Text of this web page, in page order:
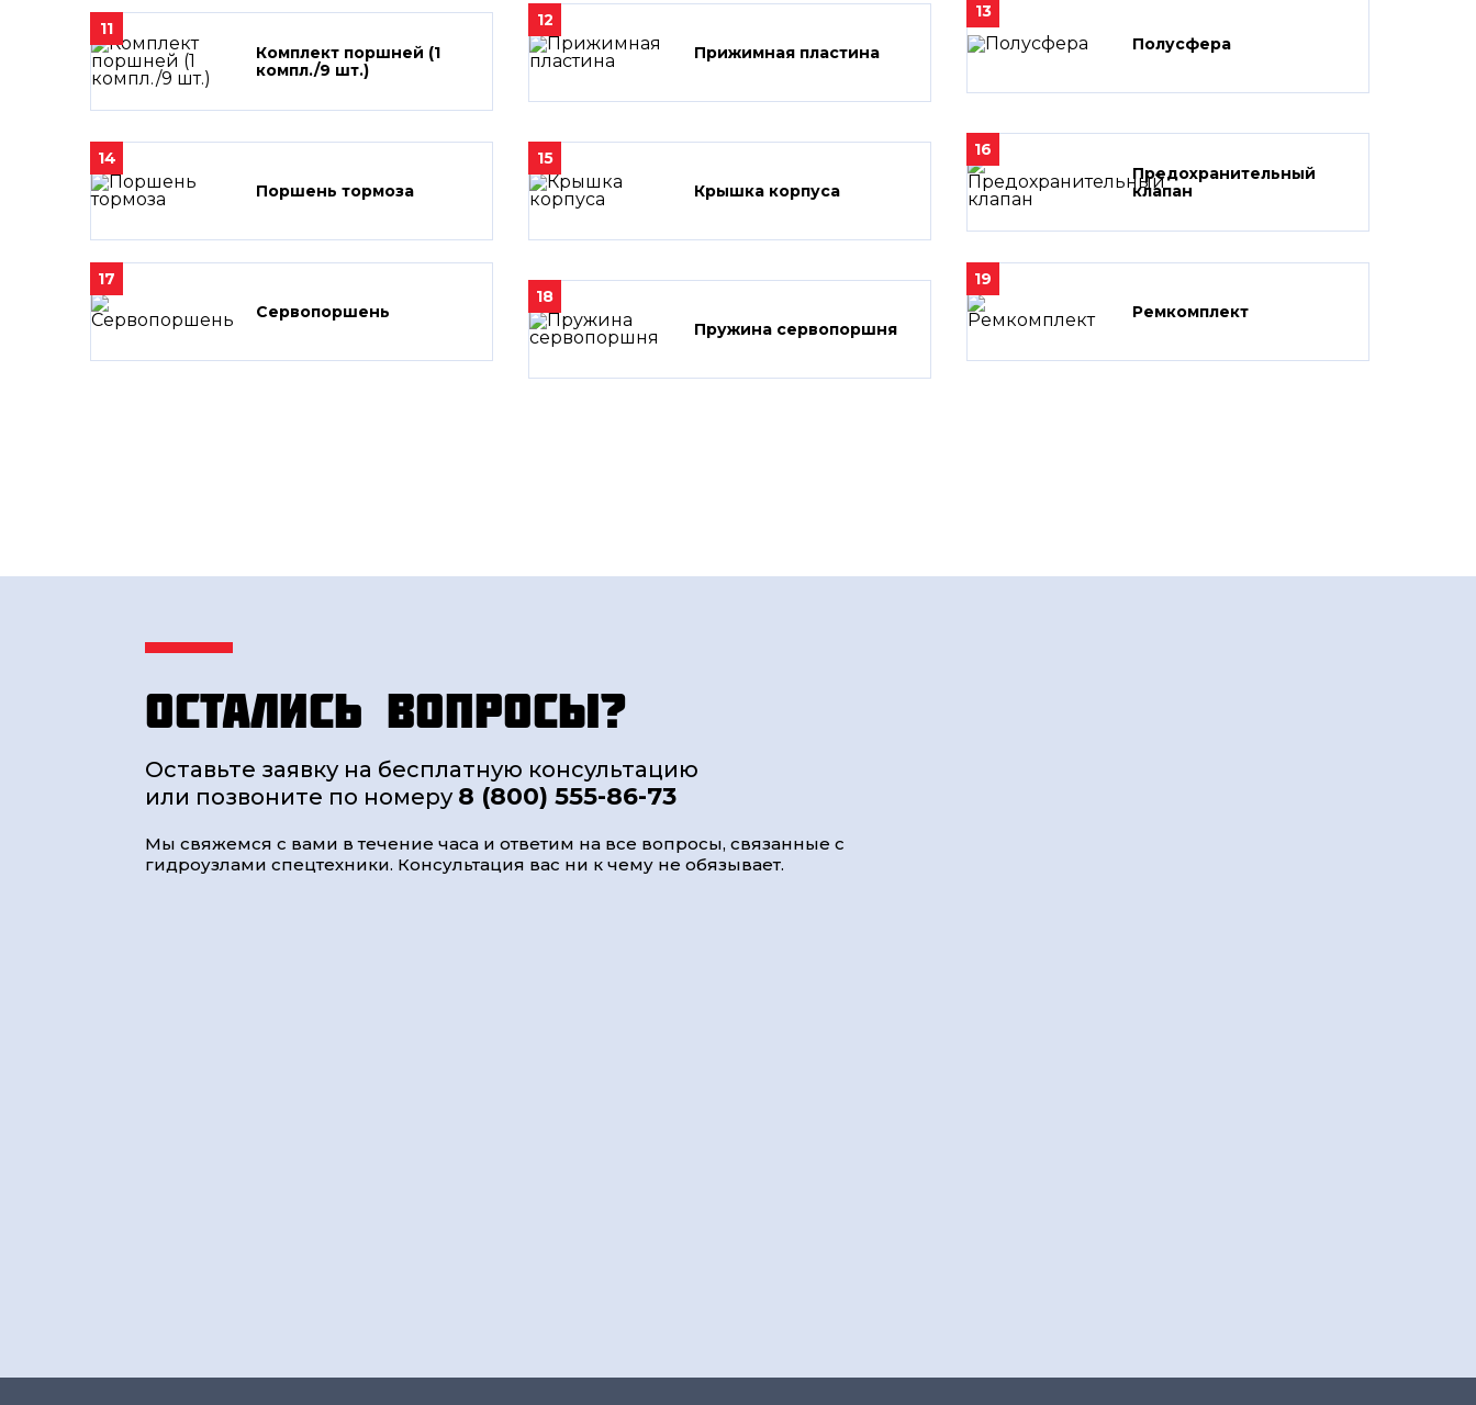
11
Комплект поршней (1
компл./9 шт.)
12
Прижимная пластина
13
Полусфера
14
Поршень тормоза
15
Крышка корпуса
16
Предохранительный
клапан
17
Сервопоршень
18
Пружина сервопоршня
19
Ремкомплект
Остались вопросы?
Оставьте заявку на бесплатную консультацию
или позвоните по номеру 8 (800) 555-86-73
Мы свяжемся с вами в течение часа и ответим на все вопросы, связанные с
гидроузлами спецтехники. Консультация вас ни к чему не обязывает.